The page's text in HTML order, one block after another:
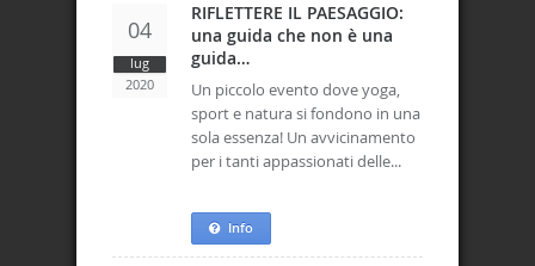
04
lug
2020
RIFLETTERE IL PAESAGGIO:
una guida che non è una
guida…
Un piccolo evento dove yoga,
sport e natura si fondono in una
sola essenza! Un avvicinamento
per i tanti appassionati delle...
Info